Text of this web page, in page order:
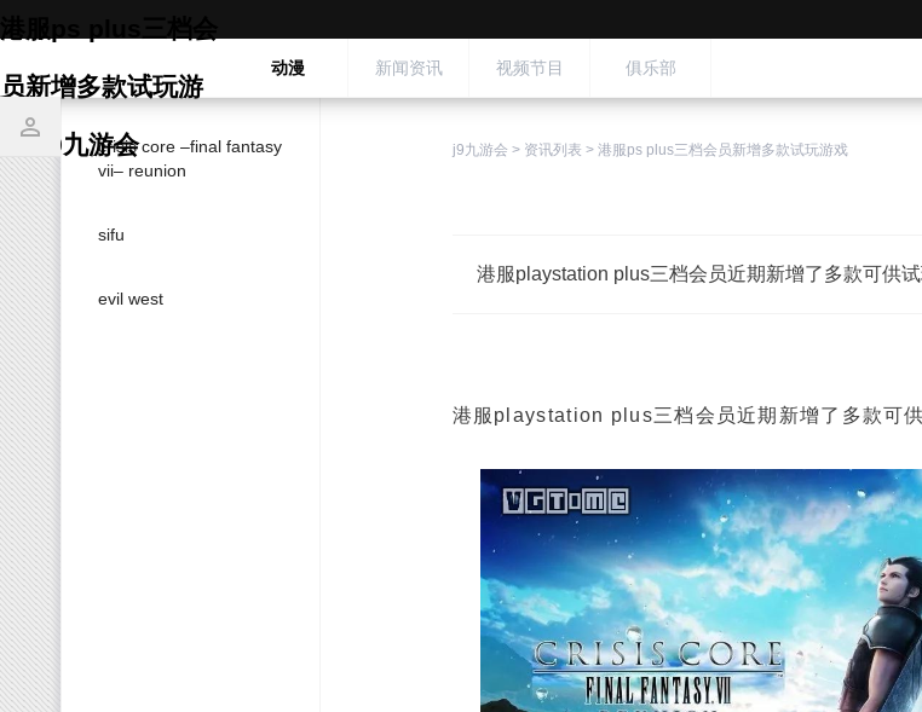
员新增多款试玩游
戏 -j9九游会
动漫 新闻资讯 视频节目 俱乐部
crisis core –final fantasy
vii– reunion
sifu
evil west
j9九游会 > 资讯列表 > 港服ps plus三档会员新增多款试玩游戏
港服playstation plus三档会员近期新增了多款可供
港服playstation plus三档会员近期新增了多款可